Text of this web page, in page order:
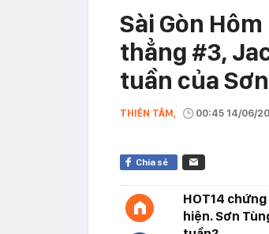
Sài Gòn
thẳng #3,
tuần của
THIÊN TÂM,
Chia sẻ
HOT14
hiện. Sơn
tuần?